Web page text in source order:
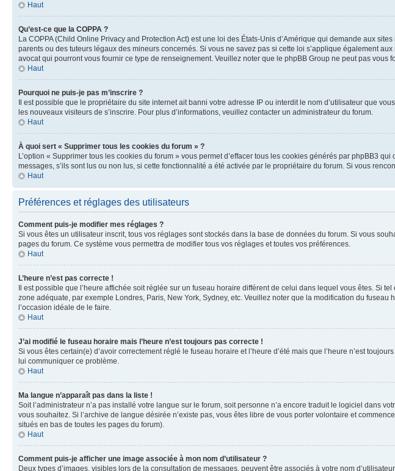
Haut
Qu’est-ce que la COPPA ?
La COPPA (Child Online Privacy and Protection Act) est une loi des États-Unis d’Amérique qui demande aux
parents ou des tuteurs légaux des mineurs concernés. Si vous ne savez pas si cette loi s’applique également
avocat qui pourront vous fournir ce type de renseignement. Veuillez noter que le phpBB Group ne peut pas vous
Haut
Pourquoi ne puis-je pas m’inscrire ?
Il est possible que le propriétaire du site internet ait banni votre adresse IP ou interdit le nom d’utilisateur que
les nouveaux visiteurs de s’inscrire. Pour plus d’informations, veuillez contacter un administrateur du forum.
Haut
À quoi sert « Supprimer tous les cookies du forum » ?
L’option « Supprimer tous les cookies du forum » vous permet d’effacer tous les cookies générés par phpBB3
messages, s’ils sont lus ou non lus, si cette fonctionnalité a été activée par le propriétaire du forum. Si vous
Haut
Préférences et réglages des utilisateurs
Comment puis-je modifier mes réglages ?
Si vous êtes un utilisateur inscrit, tous vos réglages sont stockés dans la base de données du forum. Si vous
pages du forum. Ce système vous permettra de modifier tous vos réglages et toutes vos préférences.
Haut
L’heure n’est pas correcte !
Il est possible que l’heure affichée soit réglée sur un fuseau horaire différent de celui dans lequel vous êtes. Si
zone adéquate, par exemple Londres, Paris, New York, Sydney, etc. Veuillez noter que la modification du
l’occasion idéale de le faire.
Haut
J’ai modifié le fuseau horaire mais l’heure n’est toujours pas correcte !
Si vous êtes certain(e) d’avoir correctement réglé le fuseau horaire et l’heure d’été mais que l’heure n’est
lui communiquer ce problème.
Haut
Ma langue n’apparaît pas dans la liste !
Soit l’administrateur n’a pas installé votre langue sur le forum, soit personne n’a encore traduit le logiciel dans
vous souhaitez. Si l’archive de langue désirée n’existe pas, vous êtes libre de vous porter volontaire et
situés en bas de toutes les pages du forum).
Haut
Comment puis-je afficher une image associée à mon nom d’utilisateur ?
Deux types d’images, visibles lors de la consultation de messages, peuvent être associés à votre nom